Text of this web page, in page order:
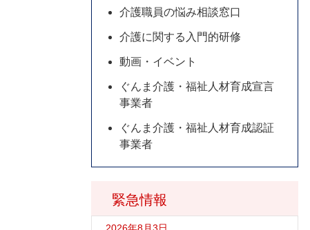
緊急情報
介護職員の悩み相談窓口
介護に関する入門的研修
動画・イベント
ぐんま介護・福祉人材育成宣言
事業者
ぐんま介護・福祉人材育成認証
事業者